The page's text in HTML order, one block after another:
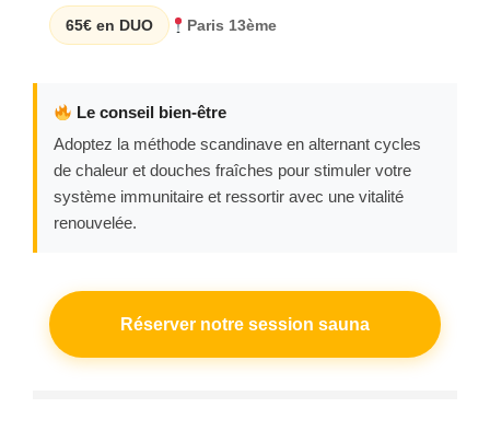
65€ en DUO Paris 13ème
Le conseil bien-être
Adoptez la méthode scandinave en alternant cycles
de chaleur et douches fraîches pour stimuler votre
système immunitaire et ressortir avec une vitalité
renouvelée.
Réserver notre session sauna